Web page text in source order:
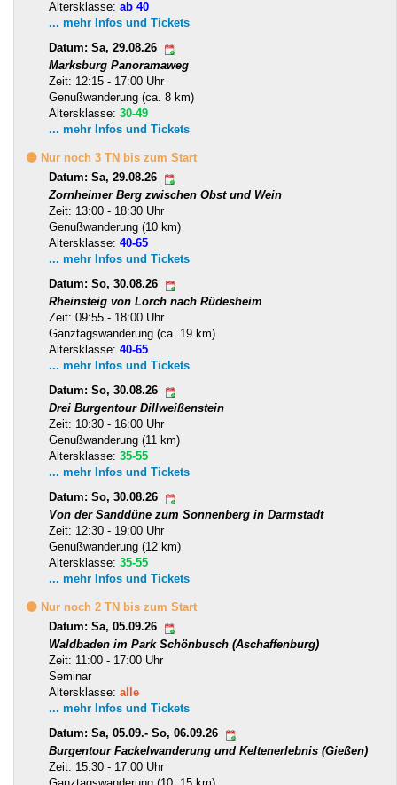
Altersklasse: ab 40
... mehr Infos und Tickets
Datum: Sa, 29.08.26
Marksburg Panoramaweg
Zeit: 12:15 - 17:00 Uhr
Genußwanderung (ca. 8 km)
Altersklasse: 30-49
... mehr Infos und Tickets
🟡 Nur noch 3 TN bis zum Start
Datum: Sa, 29.08.26
Zornheimer Berg zwischen Obst und Wein
Zeit: 13:00 - 18:30 Uhr
Genußwanderung (10 km)
Altersklasse: 40-65
... mehr Infos und Tickets
Datum: So, 30.08.26
Rheinsteig von Lorch nach Rüdesheim
Zeit: 09:55 - 18:00 Uhr
Ganztagswanderung (ca. 19 km)
Altersklasse: 40-65
... mehr Infos und Tickets
Datum: So, 30.08.26
Drei Burgentour Dillweißenstein
Zeit: 10:30 - 16:00 Uhr
Genußwanderung (11 km)
Altersklasse: 35-55
... mehr Infos und Tickets
Datum: So, 30.08.26
Von der Sanddüne zum Sonnenberg in Darmstadt
Zeit: 12:30 - 19:00 Uhr
Genußwanderung (12 km)
Altersklasse: 35-55
... mehr Infos und Tickets
🟡 Nur noch 2 TN bis zum Start
Datum: Sa, 05.09.26
Waldbaden im Park Schönbusch (Aschaffenburg)
Zeit: 11:00 - 17:00 Uhr
Seminar
Altersklasse: alle
... mehr Infos und Tickets
Datum: Sa, 05.09.- So, 06.09.26
Burgentour Fackelwanderung und Keltenerlebnis (Gießen)
Zeit: 15:30 - 17:00 Uhr